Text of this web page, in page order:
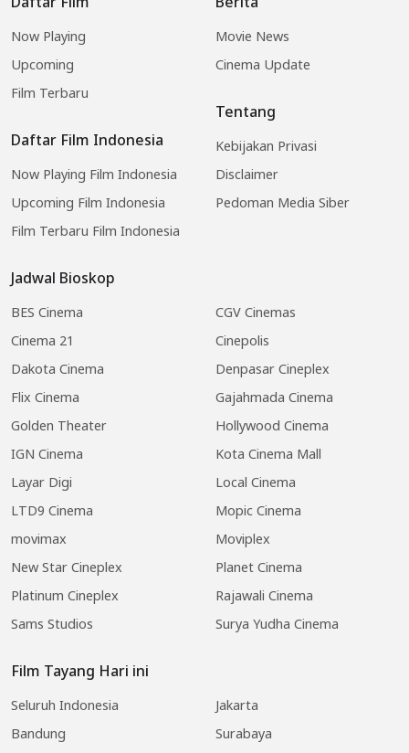
Now Playing
Upcoming
Film Terbaru
Daftar Film Indonesia
Now Playing Film Indonesia
Upcoming Film Indonesia
Film Terbaru Film Indonesia
Jadwal Bioskop
BES Cinema
CGV Cinemas
Cinema 21
Cinepolis
Dakota Cinema
Denpasar Cineplex
Flix Cinema
Gajahmada Cinema
Golden Theater
Hollywood Cinema
IGN Cinema
Kota Cinema Mall
Layar Digi
Local Cinema
LTD9 Cinema
Mopic Cinema
movimax
Moviplex
New Star Cineplex
Planet Cinema
Platinum Cineplex
Rajawali Cinema
Sams Studios
Surya Yudha Cinema
Film Tayang Hari ini
Seluruh Indonesia
Jakarta
Bandung
Surabaya
Movie News
Cinema Update
Tentang
Kebijakan Privasi
Disclaimer
Pedoman Media Siber